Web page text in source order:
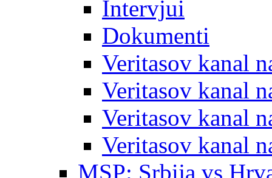
Intervjui
Dokumenti
Veritasov kanal
Veritasov kanal
Veritasov kanal
Veritasov kanal
MSP: Srbija vs